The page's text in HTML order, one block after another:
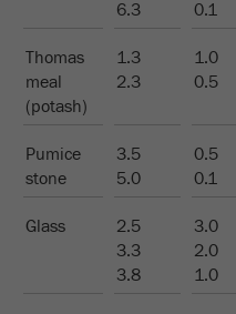
Propósito
Ciclo de vida de
las cookies
1 año
Nombre
Yandex
6.3
0.1
Thomas
meal
(potash)
1.3
2.3
1.0
0.5
Pumice
stone
3.5
5.0
0.5
0.1
Glass
2.5
3.3
3.8
3.0
2.0
1.0